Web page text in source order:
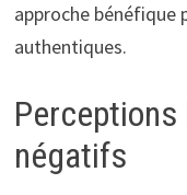
approche bénéfique
authentiques.
négatifs